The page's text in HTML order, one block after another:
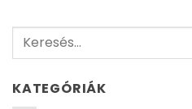
KATEGÓRIÁK